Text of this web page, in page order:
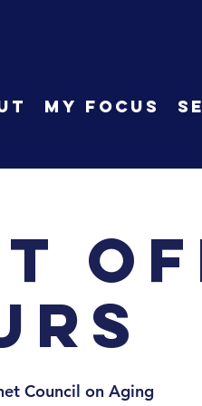
My Focus
Council on Aging